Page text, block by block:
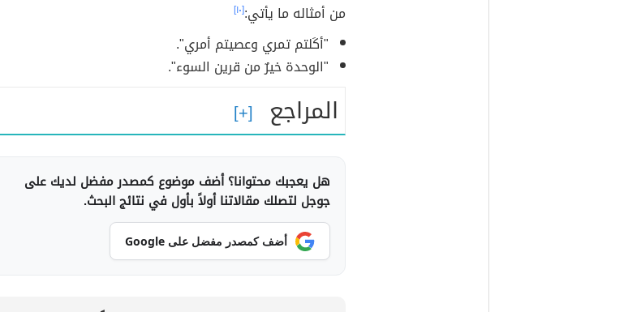
من أمثاله ما يأتي:[١٠]
"أكَلتم تمري وعصيتم أمري".
"الوحدة خيرٌ من قرين السوء".
المراجع
هل يعجبك محتوانا؟ أضف موضوع كمصدر مفضل لديك على
جوجل لتصلك مقالاتنا أولاً بأول في نتائج البحث.
أضف كمصدر مفضل على Google